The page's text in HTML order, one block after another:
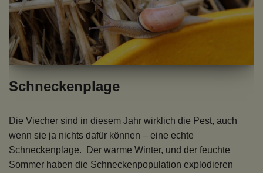
Schneckenplage
Die Viecher sind in diesem Jahr wirklich die Pest, auch
wenn sie ja nichts dafür können – eine echte
Schneckenplage. Der warme Winter, und der feuchte
Sommer haben die Schneckenpopulation explodieren